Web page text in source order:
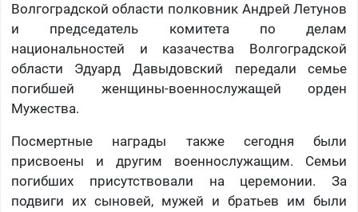
Волгоградской области полковник Андрей Летунов
и председатель комитета по делам
национальностей и казачества Волгоградской
области Эдуард Давыдовский передали семье
погибшей женщины-военнослужащей орден
Мужества.
Посмертные награды также сегодня были
присвоены и другим военнослужащим. Семьи
погибших присутствовали на церемонии. За
подвиги их сыновей, мужей и братьев им были